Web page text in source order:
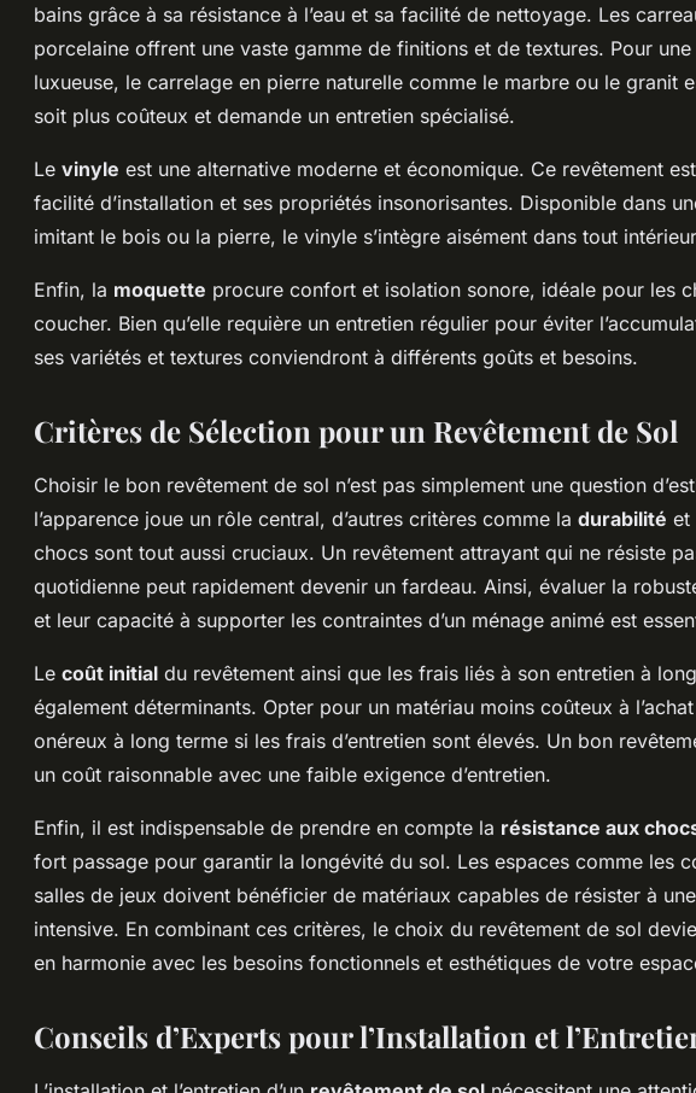
bains grâce à sa résistance à l’eau et sa facilité de nettoyage. Les
porcelaine offrent une vaste gamme de finitions et de textures. Pour
luxueuse, le carrelage en pierre naturelle comme le marbre ou le granit
soit plus coûteux et demande un entretien spécialisé.
Le vinyle est une alternative moderne et économique. Ce revêtement
facilité d’installation et ses propriétés insonorisantes. Disponible dans
imitant le bois ou la pierre, le vinyle s’intègre aisément dans tout
Enfin, la moquette procure confort et isolation sonore, idéale pour les
coucher. Bien qu’elle requière un entretien régulier pour éviter
ses variétés et textures conviendront à différents goûts et besoins.
Critères de Sélection pour un Revêtement de Sol
Choisir le bon revêtement de sol n’est pas simplement une question
l’apparence joue un rôle central, d’autres critères comme la durabilité et
chocs sont tout aussi cruciaux. Un revêtement attrayant qui ne résiste
quotidienne peut rapidement devenir un fardeau. Ainsi, évaluer la
et leur capacité à supporter les contraintes d’un ménage animé est
Le coût initial du revêtement ainsi que les frais liés à son entretien à
également déterminants. Opter pour un matériau moins coûteux à
onéreux à long terme si les frais d’entretien sont élevés. Un bon
un coût raisonnable avec une faible exigence d’entretien.
Enfin, il est indispensable de prendre en compte la résistance aux
fort passage pour garantir la longévité du sol. Les espaces comme les
salles de jeux doivent bénéficier de matériaux capables de résister à
intensive. En combinant ces critères, le choix du revêtement de sol
en harmonie avec les besoins fonctionnels et esthétiques de votre
Conseils d’Experts pour l’Installation et